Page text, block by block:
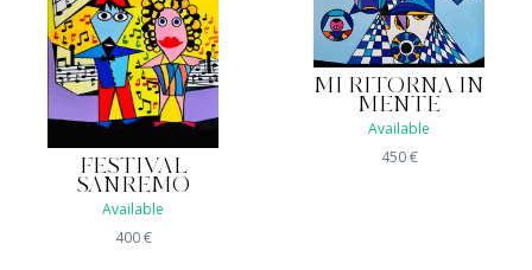
FESTIVAL
SANREMO
Available
400€
MI RITORNA IN
MENTE
Available
450€